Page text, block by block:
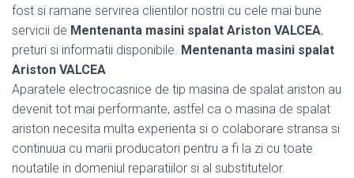
fost si ramane servirea clientilor nostrii cu cele mai bune
servicii de Mentenanta masini spalat Ariston VALCEA,
preturi si informatii disponibile. Mentenanta masini spalat
Ariston VALCEA
Aparatele electrocasnice de tip masina de spalat ariston au
devenit tot mai performante, astfel ca o masina de spalat
ariston necesita multa experienta si o colaborare stransa si
continuua cu marii producatori pentru a fi la zi cu toate
noutatile in domeniul reparatiilor si al substitutelor.